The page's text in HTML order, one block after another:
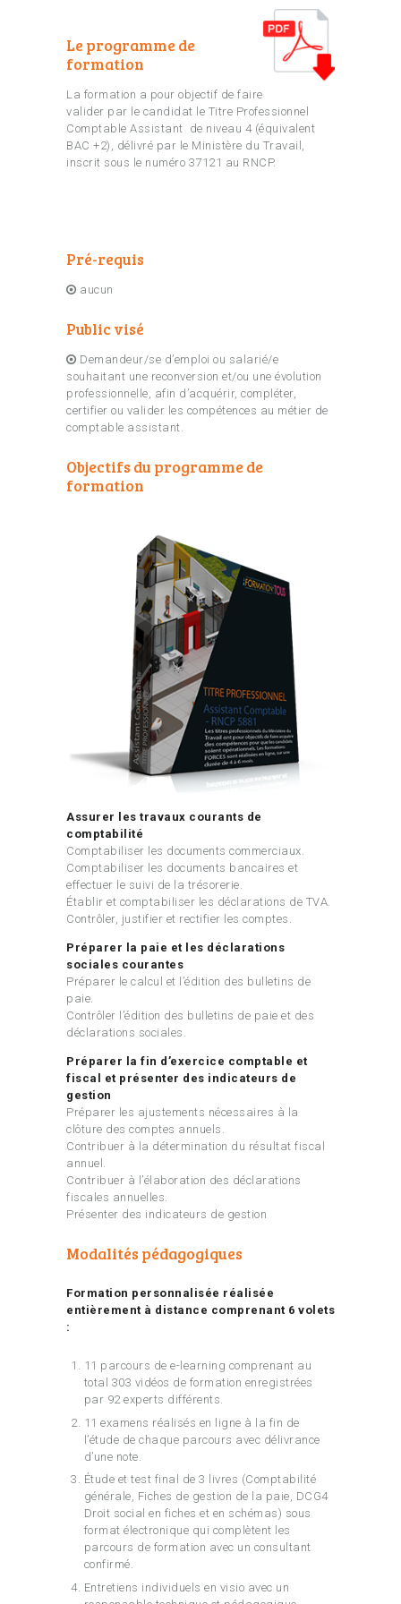
Le programme de
formation
La formation a pour objectif de faire
valider par le candidat le Titre Professionnel
Comptable Assistant de niveau 4 (équivalent
BAC +2), délivré par le Ministère du Travail,
inscrit sous le numéro 37121 au RNCP.
Pré-requis
aucun
Public visé
Demandeur/se d’emploi ou salarié/e
souhaitant une reconversion et/ou une évolution
professionnelle, afin d’acquérir, compléter,
certifier ou valider les compétences au métier de
comptable assistant.
Objectifs du programme de
formation
Assurer les travaux courants de
comptabilité
Comptabiliser les documents commerciaux.
Comptabiliser les documents bancaires et
effectuer le suivi de la trésorerie.
Établir et comptabiliser les déclarations de TVA.
Contrôler, justifier et rectifier les comptes.
Préparer la paie et les déclarations
sociales courantes
Préparer le calcul et l’édition des bulletins de
paie.
Contrôler l’édition des bulletins de paie et des
déclarations sociales.
Préparer la fin d’exercice comptable et
fiscal et présenter des indicateurs de
gestion
Préparer les ajustements nécessaires à la
clôture des comptes annuels.
Contribuer à la détermination du résultat fiscal
annuel.
Contribuer à l’élaboration des déclarations
fiscales annuelles.
Présenter des indicateurs de gestion
Modalités pédagogiques
Formation personnalisée réalisée
entièrement à distance comprenant 6 volets
:
11 parcours de e-learning comprenant au
total 303 vidéos de formation enregistrées
par 92 experts différents.
11 examens réalisés en ligne à la fin de
l’étude de chaque parcours avec délivrance
d’une note.
Étude et test final de 3 livres (Comptabilité
générale, Fiches de gestion de la paie, DCG4
Droit social en fiches et en schémas) sous
format électronique qui complètent les
parcours de formation avec un consultant
confirmé.
Entretiens individuels en visio avec un